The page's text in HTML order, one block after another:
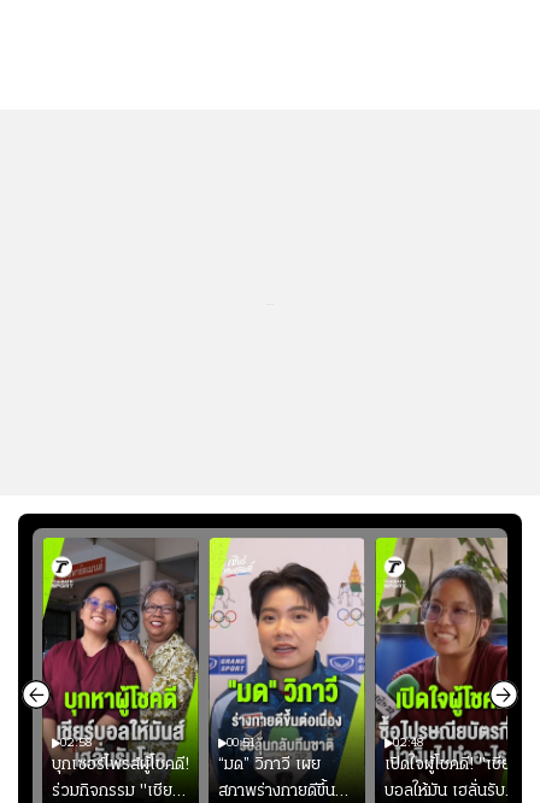
02:58
บุกเซอร์ไพรส์ผู้โชคดี!
ร่วมกิจกรรม "เชียร์
00:51
“มด” วิภาวี เผย
สภาพร่างกายดีขึ้น
02:48
เปิดใจผู้โชคดี! "เชียร์
บอลให้มัน เฮลั่นรับ